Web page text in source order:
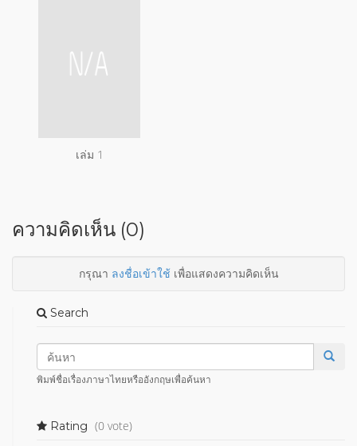
เล่ม 1
ความคิดเห็น (0)
กรุณา ลงชื่อเข้าใช้เพื่อแสดงความคิดเห็น
Search
พิมพ์ชื่อเรื่องภาษาไทยหรืออังกฤษเพื่อค้นหา
Rating (0 vote)